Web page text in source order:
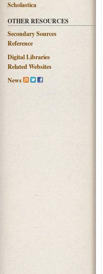
Scholastica
OTHER RESOURCES
Secondary Sources
Reference
Digital Libraries
Related Websites
News